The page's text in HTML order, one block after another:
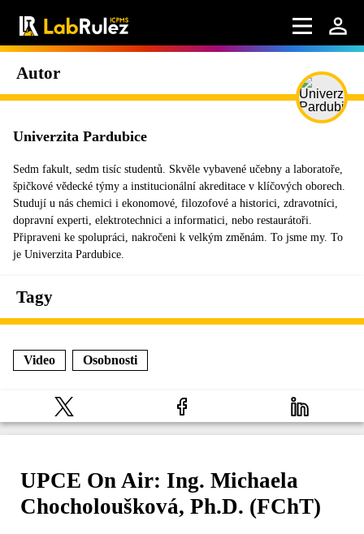
Autor
Univerzita Pardubice
Sedm fakult, sedm tisíc studentů. Skvěle vybavené učebny a laboratoře,
špičkové vědecké týmy a institucionální akreditace v klíčových oborech.
Studují u nás chemici i ekonomové, filozofové a historici, zdravotníci,
dopravní experti, elektrotechnici a informatici, nebo restaurátoři.
Připraveni ke spolupráci, nakročeni k velkým změnám. To jsme my. To
je Univerzita Pardubice.
Tagy
Video Osobnosti
UPCE On Air: Ing. Michaela
Chocholoušková, Ph.D. (FChT)